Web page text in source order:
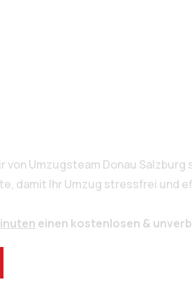
Umzugsteam Donau
damit Ihr Umzug stressfrei und
einen kostenlosen &